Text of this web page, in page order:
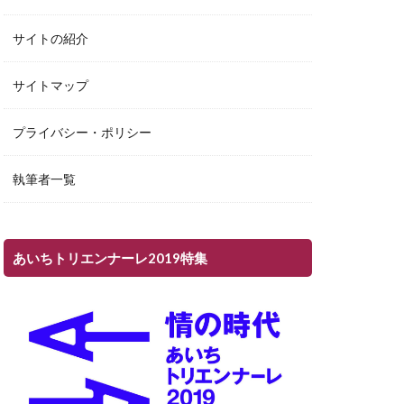
サイトの紹介
サイトマップ
プライバシー・ポリシー
執筆者一覧
あいちトリエンナーレ2019特集